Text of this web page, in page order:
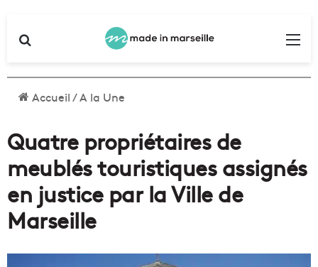
Accueil/A la Une
Quatre propriétaires de
meublés touristiques assignés
en justice par la Ville de
Marseille